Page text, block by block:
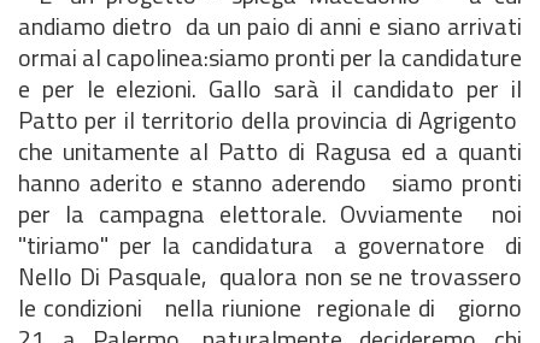
andiamo dietro da un paio di anni e siano arrivati
ormai al capolinea:siamo pronti per la candidature
e per le elezioni. Gallo sarà il candidato per il
Patto per il territorio della provincia di Agrigento
che unitamente al Patto di Ragusa ed a quanti
hanno aderito e stanno aderendo siamo pronti
per la campagna elettorale. Ovviamente noi
"tiriamo" per la candidatura a governatore di
Nello Di Pasquale, qualora non se ne trovassero
le condizioni nella riunione regionale di giorno